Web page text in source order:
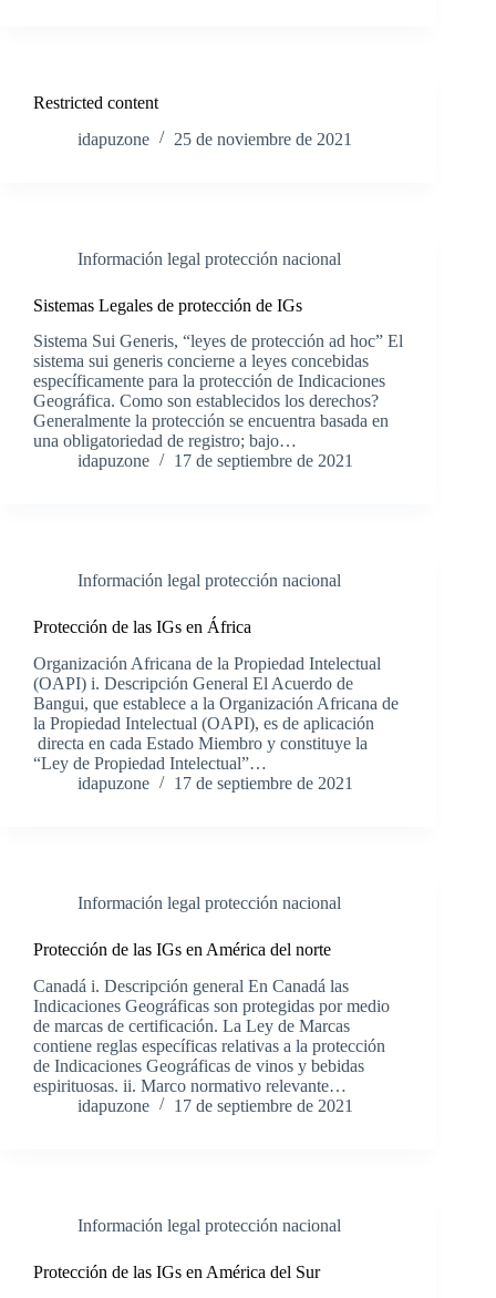
Restricted content
idapuzone
25 de noviembre de 2021
Información legal protección nacional
Sistemas Legales de protección de IGs
Sistema Sui Generis, “leyes de protección ad hoc” El
sistema sui generis concierne a leyes concebidas
específicamente para la protección de Indicaciones
Geográfica. Como son establecidos los derechos?
Generalmente la protección se encuentra basada en
una obligatoriedad de registro; bajo…
idapuzone
17 de septiembre de 2021
Información legal protección nacional
Protección de las IGs en África
Organización Africana de la Propiedad Intelectual
(OAPI) i. Descripción General El Acuerdo de
Bangui, que establece a la Organización Africana de
la Propiedad Intelectual (OAPI), es de aplicación
directa en cada Estado Miembro y constituye la
“Ley de Propiedad Intelectual”…
idapuzone
17 de septiembre de 2021
Información legal protección nacional
Protección de las IGs en América del norte
Canadá i. Descripción general En Canadá las
Indicaciones Geográficas son protegidas por medio
de marcas de certificación. La Ley de Marcas
contiene reglas específicas relativas a la protección
de Indicaciones Geográficas de vinos y bebidas
espirituosas. ii. Marco normativo relevante…
idapuzone
17 de septiembre de 2021
Información legal protección nacional
Protección de las IGs en América del Sur